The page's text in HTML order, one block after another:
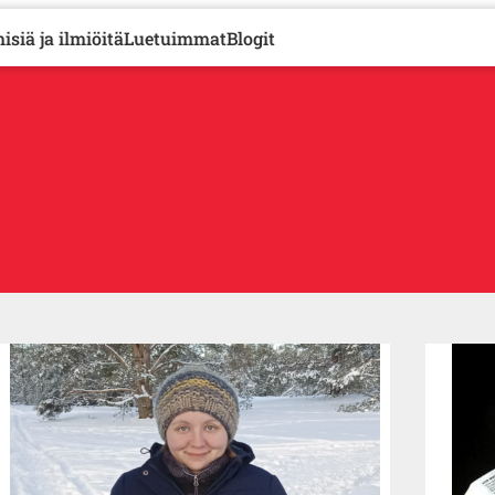
ja ilmiöitäLuetuimmatBlogit